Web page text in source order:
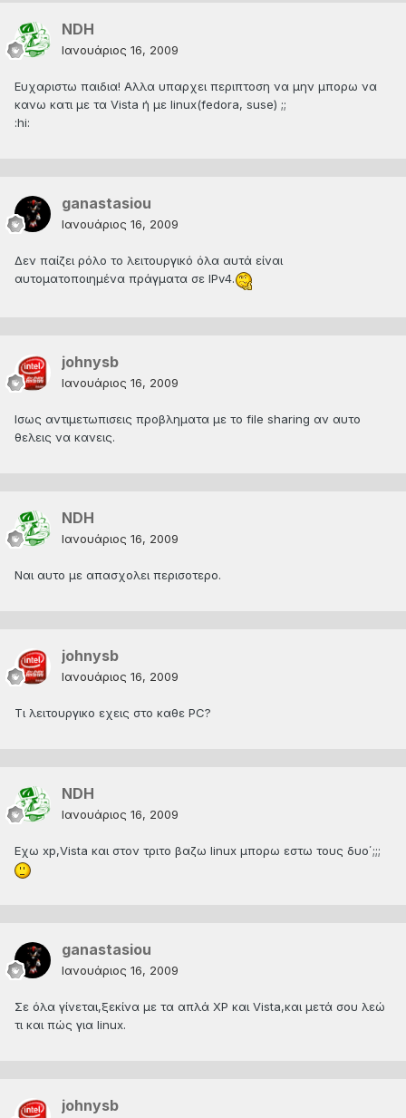
NDH
Ιανουάριος 16, 2009
Ευχαριστω παιδια! Αλλα υπαρχει περιπτοση να μην μπορω να
κανω κατι με τα Vista ή με linux(fedora, suse) ;;
:hi:
ganastasiou
Ιανουάριος 16, 2009
Δεν παίζει ρόλο το λειτουργικό όλα αυτά είναι
αυτοματοποιημένα πράγματα σε IPv4.
johnysb
Ιανουάριος 16, 2009
Ισως αντιμετωπισεις προβληματα με το file sharing αν αυτο
θελεις να κανεις.
NDH
Ιανουάριος 16, 2009
Ναι αυτο με απασχολει περισοτερο.
johnysb
Ιανουάριος 16, 2009
Τι λειτουργικο εχεις στο καθε PC?
NDH
Ιανουάριος 16, 2009
Εχω xp,Vista και στον τριτο βαζω linux μπορω εστω τους δυο΄;;;
ganastasiou
Ιανουάριος 16, 2009
Σε όλα γίνεται,ξεκίνα με τα απλά XP και Vista,και μετά σου λεώ
τι και πώς για linux.
johnysb